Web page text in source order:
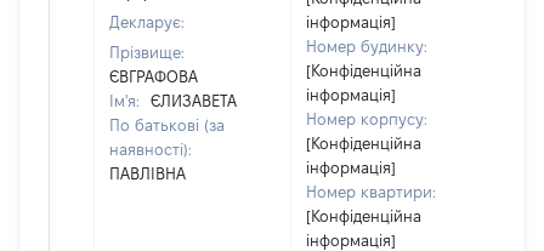
Декларує:
Прізвище:
ЄВГРАФОВА
Ім'я:
ЄЛИЗАВЕТА
По батькові (за
наявності):
ПАВЛІВНА
інформація]
Номер будинку:
[Конфіденційна
інформація]
Номер корпусу:
[Конфіденційна
інформація]
Номер квартири:
[Конфіденційна
інформація]